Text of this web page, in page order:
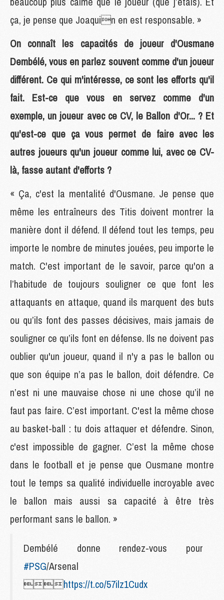
ça, je pense que Joaquin en est responsable. »
On connaît les capacités de joueur d'Ousmane
Dembélé, vous en parlez souvent comme d'un joueur
différent. Ce qui m'intéresse, ce sont les efforts qu'il
fait. Est-ce que vous en servez comme d'un
exemple, un joueur avec ce CV, le Ballon d'Or... ? Et
qu'est-ce que ça vous permet de faire avec les
autres joueurs qu'un joueur comme lui, avec ce CV-
là, fasse autant d'efforts ?
« Ça, c'est la mentalité d'Ousmane. Je pense que
même les entraîneurs des Titis doivent montrer la
manière dont il défend. Il défend tout les temps, peu
importe le nombre de minutes jouées, peu importe le
match. C'est important de le savoir, parce qu'on a
l’habitude de toujours souligner ce que font les
attaquants en attaque, quand ils marquent des buts
ou qu’ils font des passes décisives, mais jamais de
souligner ce qu’ils font en défense. Ils ne doivent pas
oublier qu'un joueur, quand il n'y a pas le ballon ou
que son équipe n’a pas le ballon, doit défendre. Ce
n’est ni une mauvaise chose ni une chose qu’il ne
faut pas faire. C’est important. C'est la même chose
au basket-ball : tu dois attaquer et défendre. Sinon,
c'est impossible de gagner. C’est la même chose
dans le football et je pense que Ousmane montre
tout le temps sa qualité individuelle incroyable avec
le ballon mais aussi sa capacité à être très
performant sans le ballon. »
Dembélé donne rendez-vous pour
#PSG/Arsenal
https://t.co/57ilz1Cudx